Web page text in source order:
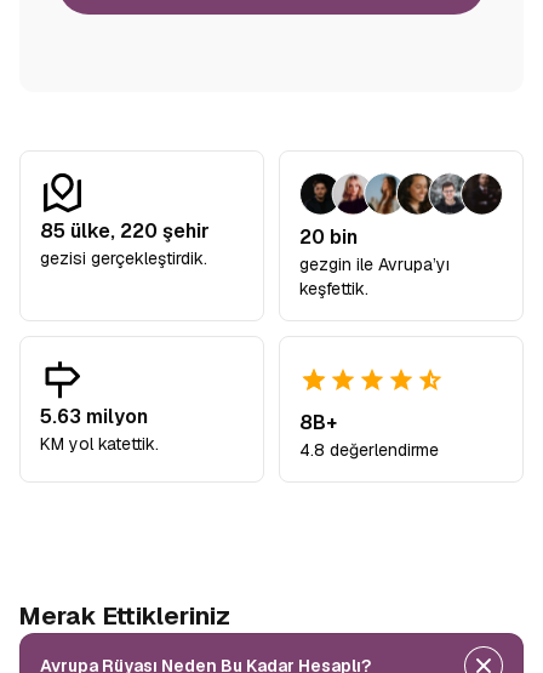
85 ülke, 220 şehir
gezisi gerçekleştirdik.
20 bin
gezgin ile Avrupa’yı
keşfettik.
5.63 milyon
KM yol katettik.
8B+
4.8 değerlendirme
Merak Ettikleriniz
Avrupa Rüyası Neden Bu Kadar Hesaplı?